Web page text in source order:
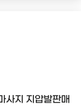
사지 지압발판매